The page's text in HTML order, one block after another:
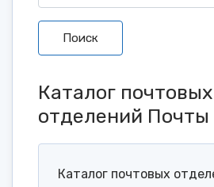
Поиск
Каталог почтовых
отделений Почты
Каталог почтовых